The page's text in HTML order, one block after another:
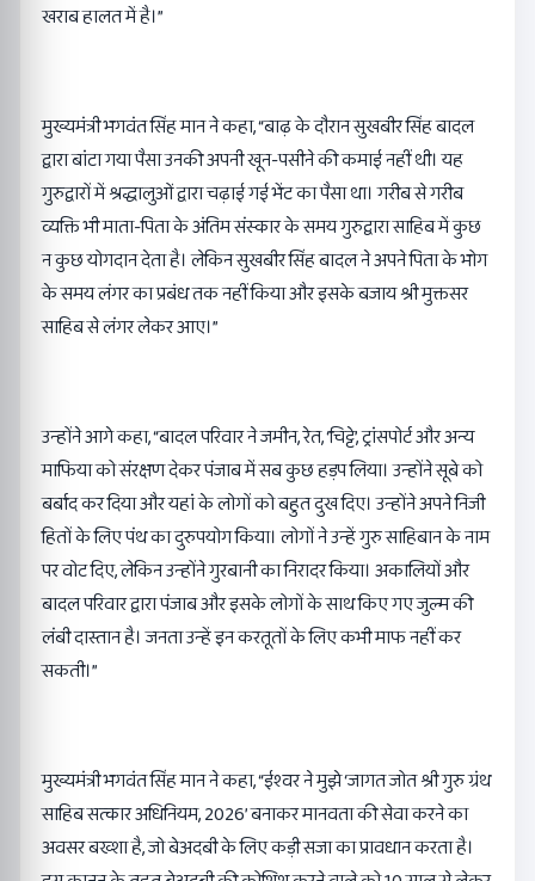
खराब हालत में है।”
मुख्यमंत्री भगवंत सिंह मान ने कहा, “बाढ़ के दौरान सुखबीर सिंह बादल
द्वारा बांटा गया पैसा उनकी अपनी खून-पसीने की कमाई नहीं थी। यह
गुरुद्वारों में श्रद्धालुओं द्वारा चढ़ाई गई भेंट का पैसा था। गरीब से गरीब
व्यक्ति भी माता-पिता के अंतिम संस्कार के समय गुरुद्वारा साहिब में कुछ
न कुछ योगदान देता है। लेकिन सुखबीर सिंह बादल ने अपने पिता के भोग
के समय लंगर का प्रबंध तक नहीं किया और इसके बजाय श्री मुक्तसर
साहिब से लंगर लेकर आए।”
उन्होंने आगे कहा, “बादल परिवार ने जमीन, रेत, ‘चिट्टे’, ट्रांसपोर्ट और अन्य
माफिया को संरक्षण देकर पंजाब में सब कुछ हड़प लिया। उन्होंने सूबे को
बर्बाद कर दिया और यहां के लोगों को बहुत दुख दिए। उन्होंने अपने निजी
हितों के लिए पंथ का दुरुपयोग किया। लोगों ने उन्हें गुरु साहिबान के नाम
पर वोट दिए, लेकिन उन्होंने गुरबानी का निरादर किया। अकालियों और
बादल परिवार द्वारा पंजाब और इसके लोगों के साथ किए गए जुल्म की
लंबी दास्तान है। जनता उन्हें इन करतूतों के लिए कभी माफ नहीं कर
सकती।”
मुख्यमंत्री भगवंत सिंह मान ने कहा, “ईश्वर ने मुझे ‘जागत जोत श्री गुरु ग्रंथ
साहिब सत्कार अधिनियम, 2026’ बनाकर मानवता की सेवा करने का
अवसर बख्शा है, जो बेअदबी के लिए कड़ी सजा का प्रावधान करता है।